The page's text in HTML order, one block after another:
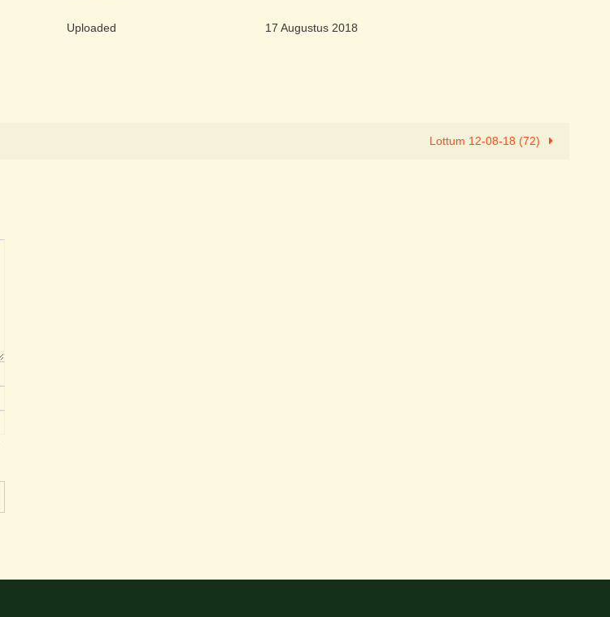
Uploaded 17 Augustus 2018
Lottum 12-08-18 (72)